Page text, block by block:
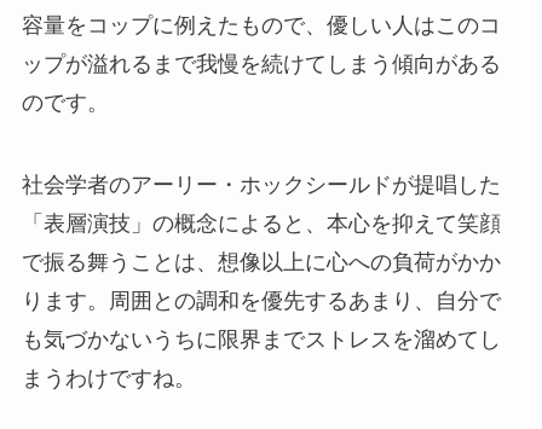
容量をコップに例えたもので、優しい人はこのコ
ップが溢れるまで我慢を続けてしまう傾向がある
のです。
社会学者のアーリー・ホックシールドが提唱した
「表層演技」の概念によると、本心を抑えて笑顔
で振る舞うことは、想像以上に心への負荷がかか
ります。周囲との調和を優先するあまり、自分で
も気づかないうちに限界までストレスを溜めてし
まうわけですね。